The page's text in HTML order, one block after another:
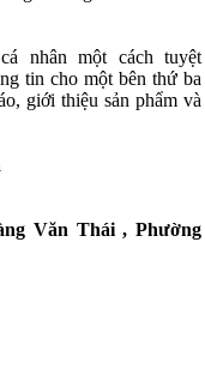
nhân một cách tuyệt
tin cho một bên thứ ba
giới thiệu sản phẩm và
Văn Thái , Phường